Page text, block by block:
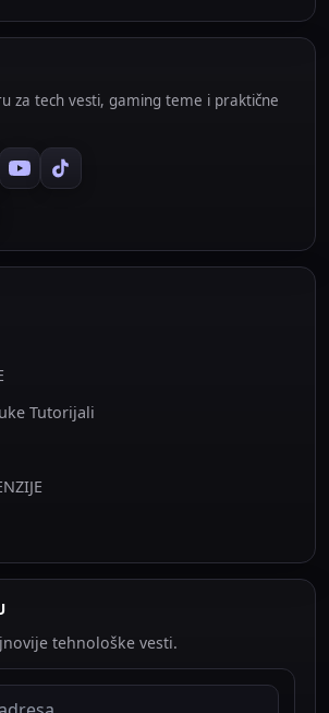
za tech vesti, gaming teme i praktične
Tutorijali
tehnološke vesti.